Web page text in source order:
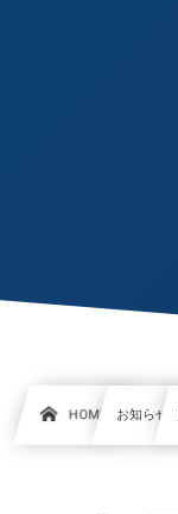
HOME お知らせ